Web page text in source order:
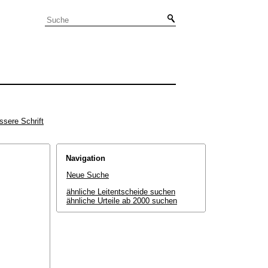
Schrift
Navigation
Neue Suche
ähnliche Leitentscheide suchen
ähnliche Urteile ab 2000 suchen